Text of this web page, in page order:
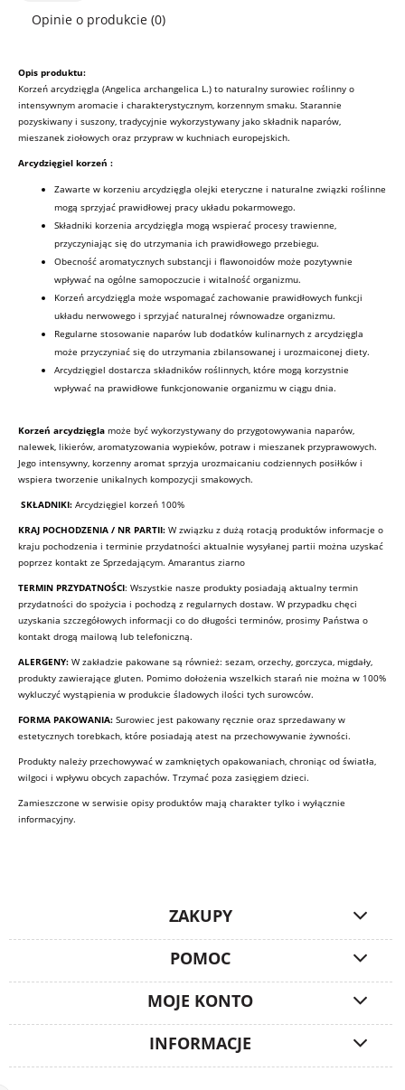
Opinie o produkcie (0)
Opis produktu:
Korzeń arcydzięgla (Angelica archangelica L.) to naturalny surowiec roślinny o
intensywnym aromacie i charakterystycznym, korzennym smaku. Starannie
pozyskiwany i suszony, tradycyjnie wykorzystywany jako składnik naparów,
mieszanek ziołowych oraz przypraw w kuchniach europejskich.
Arcydzięgiel korzeń :
Zawarte w korzeniu arcydzięgla olejki eteryczne i naturalne związki roślinne
mogą sprzyjać prawidłowej pracy układu pokarmowego.
Składniki korzenia arcydzięgla mogą wspierać procesy trawienne,
przyczyniając się do utrzymania ich prawidłowego przebiegu.
Obecność aromatycznych substancji i flawonoidów może pozytywnie
wpływać na ogólne samopoczucie i witalność organizmu.
Korzeń arcydzięgla może wspomagać zachowanie prawidłowych funkcji
układu nerwowego i sprzyjać naturalnej równowadze organizmu.
Regularne stosowanie naparów lub dodatków kulinarnych z arcydzięgla
może przyczyniać się do utrzymania zbilansowanej i urozmaiconej diety.
Arcydzięgiel dostarcza składników roślinnych, które mogą korzystnie
wpływać na prawidłowe funkcjonowanie organizmu w ciągu dnia.
Korzeń arcydzięgla może być wykorzystywany do przygotowywania naparów,
nalewek, likierów, aromatyzowania wypieków, potraw i mieszanek przyprawowych.
Jego intensywny, korzenny aromat sprzyja urozmaicaniu codziennych posiłków i
wspiera tworzenie unikalnych kompozycji smakowych.
SKŁADNIKI: Arcydzięgiel korzeń 100%
KRAJ POCHODZENIA / NR PARTII: W związku z dużą rotacją produktów informacje o
kraju pochodzenia i terminie przydatności aktualnie wysyłanej partii można uzyskać
poprzez kontakt ze Sprzedającym. Amarantus ziarno
TERMIN PRZYDATNOŚCI: Wszystkie nasze produkty posiadają aktualny termin
przydatności do spożycia i pochodzą z regularnych dostaw. W przypadku chęci
uzyskania szczegółowych informacji co do długości terminów, prosimy Państwa o
kontakt drogą mailową lub telefoniczną.
ALERGENY: W zakładzie pakowane są również: sezam, orzechy, gorczyca, migdały,
produkty zawierające gluten. Pomimo dołożenia wszelkich starań nie można w 100%
wykluczyć wystąpienia w produkcie śladowych ilości tych surowców.
FORMA PAKOWANIA: Surowiec jest pakowany ręcznie oraz sprzedawany w
estetycznych torebkach, które posiadają atest na przechowywanie żywności.
Produkty należy przechowywać w zamkniętych opakowaniach, chroniąc od światła,
wilgoci i wpływu obcych zapachów. Trzymać poza zasięgiem dzieci.
Zamieszczone w serwisie opisy produktów mają charakter tylko i wyłącznie
informacyjny.
ZAKUPY
POMOC
MOJE KONTO
INFORMACJE